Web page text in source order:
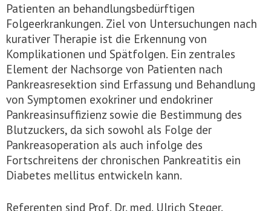
Patienten an behandlungsbedürftigen
Folgeerkrankungen. Ziel von Untersuchungen nach
kurativer Therapie ist die Erkennung von
Komplikationen und Spätfolgen. Ein zentrales
Element der Nachsorge von Patienten nach
Pankreasresektion sind Erfassung und Behandlung
von Symptomen exokriner und endokriner
Pankreasinsuffizienz sowie die Bestimmung des
Blutzuckers, da sich sowohl als Folge der
Pankreasoperation als auch infolge des
Fortschreitens der chronischen Pankreatitis ein
Diabetes mellitus entwickeln kann.
Referenten sind Prof. Dr. med. Ulrich Steger,